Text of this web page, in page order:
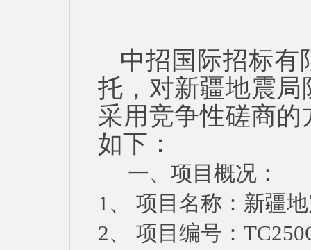
中招国际招标有
托，对新疆地震局
采用竞争性磋商
如下：
一、 项目概况：
1、 项目名称： 新疆
2、 项目编号：